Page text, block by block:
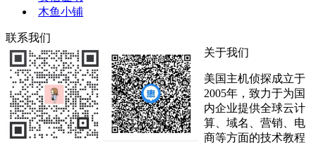
木鱼小铺
联系我们
关于我们
美国主机侦探成立于
2005年，致力于为国
内企业提供全球云计
算、域名、营销、电
商等方面的技术教程